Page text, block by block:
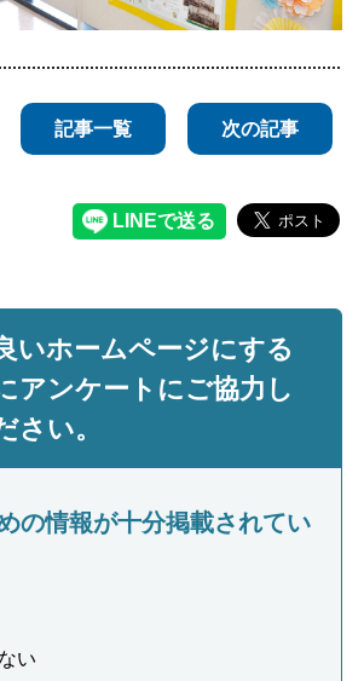
記事一覧 次の記事
いホームページにする
アンケートにご協力し
さい。
の情報が十分掲載されてい
い